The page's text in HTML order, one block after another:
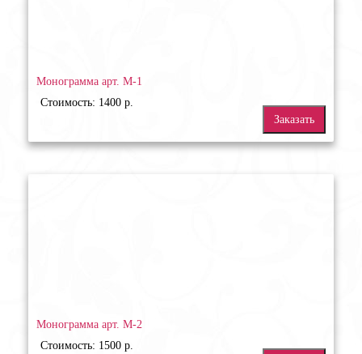
Монограмма арт. М-1
Стоимость: 1400 р.
Заказать
Монограмма арт. М-2
Стоимость: 1500 р.